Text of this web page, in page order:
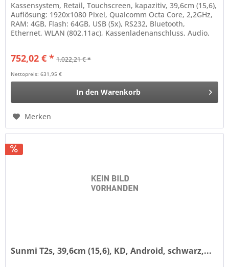
Kassensystem, Retail, Touchscreen, kapazitiv, 39,6cm (15,6),
Auflösung: 1920x1080 Pixel, Qualcomm Octa Core, 2,2GHz,
RAM: 4GB, Flash: 64GB, USB (5x), RS232, Bluetooth,
Ethernet, WLAN (802.11ac), Kassenladenanschluss, Audio,
752,02 € * 1.022,21 € *
Nettopreis: 631,95 €
In den Warenkorb
Merken
Sunmi T2s, 39,6cm (15,6), KD, Android, schwarz,...